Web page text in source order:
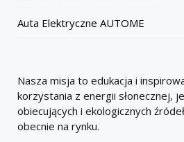
Auta Elektryczne AUTOME
Nasza misja to edukacja i
korzystania z energii słonecznej,
obiecujących i ekologicznych
obecnie na rynku.